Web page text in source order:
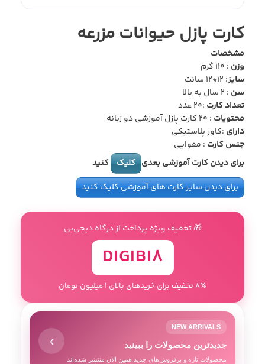
کارت پازل حیوانات مزرعه
مشخصات
وزن : 110 گرم
سایز: 12*12 سانت
سن : 2 سال به بالا
تعداد کارت :20 عدد
محتویات : 20 کارت پازل آموزشی دو زبانه
دارای :کاور پلاستیکی
جنس کارت : مقوایی
برای دیدن کارت آموزشی بعدی کلیک کنید
برای دیدن سایر کارت های آموزشی کلیک کنید
🎁 تخفیف ویژه پرداخت از درگاه دیجی‌بی
DIGIBI8
8٪ تخفیف برای خریدهای بالای 1 میلیون تومان
NEW ARRIVALS
جدیدترین محصولات را ببینید
محصولات تازه و پرفروش‌های جدید همین الان منتشر شده‌اند
›